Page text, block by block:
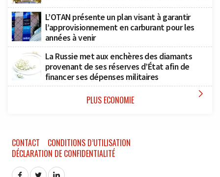
L’OTAN présente un plan visant à garantir
l’approvisionnement en carburant pour les
années à venir
La Russie met aux enchères des diamants
provenant de ses réserves d’État afin de
financer ses dépenses militaires
PLUS ECONOMIE 
CONTACT
CONDITIONS D’UTILISATION
DÉCLARATION DE CONFIDENTIALITÉ